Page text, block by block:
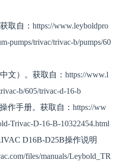
取自： https://www.leyboldpro
pumps/trivac/trivac-b/pumps/60
文）。获取自： https://www.l
b/605/trivac-d-16-b
作手册。获取自： https://ww
Trivac-D-16-B-10322454.html
D16B-D25B操作说明
files/manuals/Leybold_TR